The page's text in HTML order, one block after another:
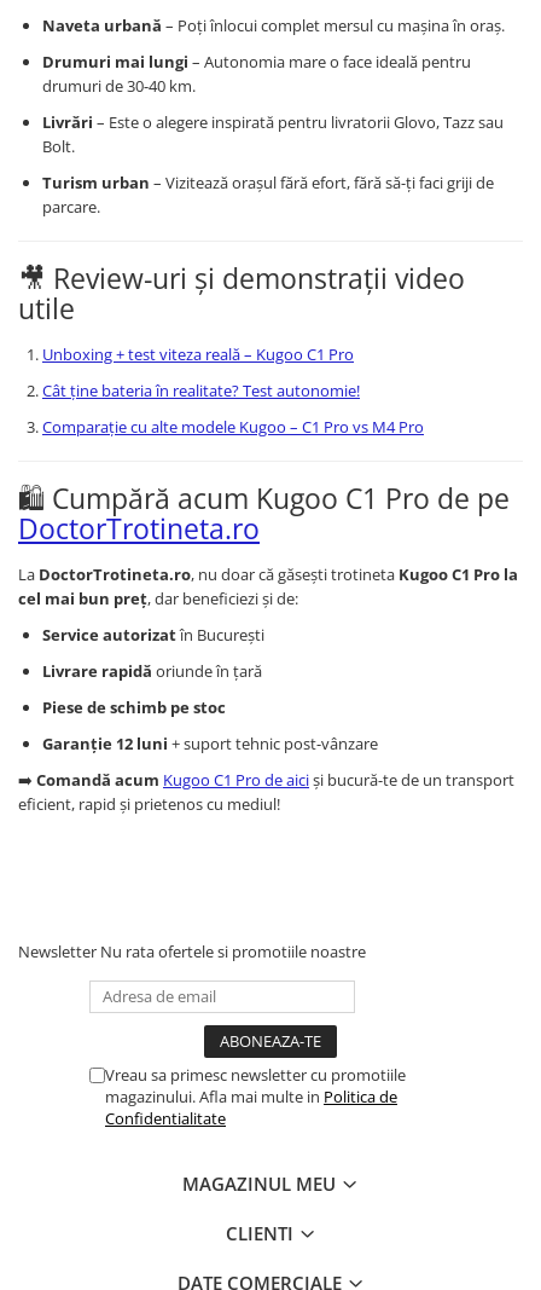
Naveta urbană – Poți înlocui complet mersul cu mașina în oraș.
Drumuri mai lungi – Autonomia mare o face ideală pentru
drumuri de 30-40 km.
Livrări – Este o alegere inspirată pentru livratorii Glovo, Tazz sau
Bolt.
Turism urban – Vizitează orașul fără efort, fără să-ți faci griji de
parcare.
🎥 Review-uri și demonstrații video
utile
Unboxing + test viteza reală – Kugoo C1 Pro
Cât ține bateria în realitate? Test autonomie!
Comparație cu alte modele Kugoo – C1 Pro vs M4 Pro
🛍️ Cumpără acum Kugoo C1 Pro de pe
DoctorTrotineta.ro
La DoctorTrotineta.ro, nu doar că găsești trotineta Kugoo C1 Pro la
cel mai bun preț, dar beneficiezi și de:
Service autorizatîn București
Livrare rapidă oriunde în țară
Piese de schimb pe stoc
Garanție 12 luni + suport tehnic post-vânzare
➡️ Comandă acum Kugoo C1 Pro de aiciși bucură-te de un transport
eficient, rapid și prietenos cu mediul!
Newsletter Nu rata ofertele si promotiile noastre
Vreau sa primesc newsletter cu promotiile
magazinului. Afla mai multe in Politica de
Confidentialitate
MAGAZINUL MEU
CLIENTI
DATE COMERCIALE